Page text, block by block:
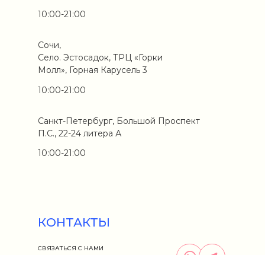
10:00-21:00
Санкт-Петербург, Большой Проспект
П.С., 22-24 литера А
10:00-21:00
Сочи,
Село. Эстосадок, ТРЦ «Горки
Молл», Горная Карусель 3
10:00-21:00
КОНТАКТЫ
СВЯЗАТЬСЯ С НАМИ